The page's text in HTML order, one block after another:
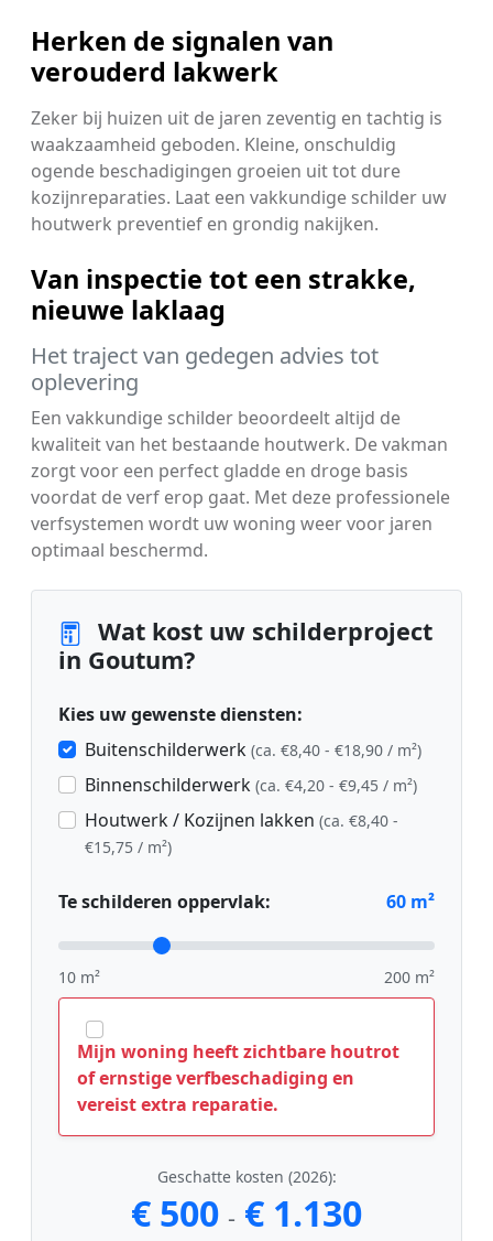
Herken de signalen van
verouderd lakwerk
Zeker bij huizen uit de jaren zeventig en tachtig is
waakzaamheid geboden. Kleine, onschuldig
ogende beschadigingen groeien uit tot dure
kozijnreparaties. Laat een vakkundige schilder uw
houtwerk preventief en grondig nakijken.
Van inspectie tot een strakke,
nieuwe laklaag
Het traject van gedegen advies tot
oplevering
Een vakkundige schilder beoordeelt altijd de
kwaliteit van het bestaande houtwerk. De vakman
zorgt voor een perfect gladde en droge basis
voordat de verf erop gaat. Met deze professionele
verfsystemen wordt uw woning weer voor jaren
optimaal beschermd.
Wat kost uw schilderproject
in Goutum?
Kies uw gewenste diensten:
Buitenschilderwerk (ca. €8,40 - €18,90 / m²)
Binnenschilderwerk (ca. €4,20 - €9,45 / m²)
Houtwerk / Kozijnen lakken (ca. €8,40 -
€15,75 / m²)
Te schilderen oppervlak: 60 m²
10 m² 200 m²
Mijn woning heeft zichtbare houtrot
of ernstige verfbeschadiging en
vereist extra reparatie.
Geschatte kosten (2026):
€ 500 - € 1.130